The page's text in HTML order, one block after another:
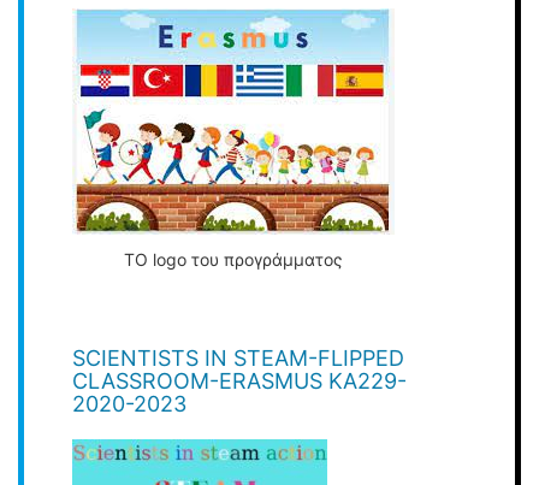
ΤΟ logo του προγράμματος
SCIENTISTS IN STEAM-FLIPPED
CLASSROOM-ERASMUS KA229-
2020-2023